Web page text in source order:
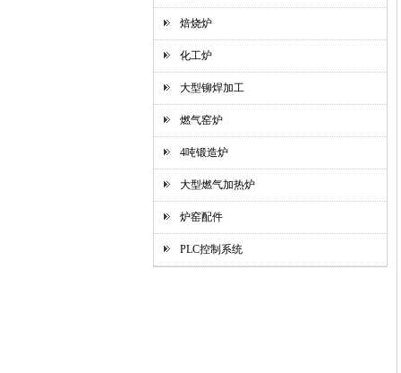
焙烧炉
化工炉
大型铆焊加工
燃气窑炉
4吨锻造炉
大型燃气加热炉
炉窑配件
PLC控制系统